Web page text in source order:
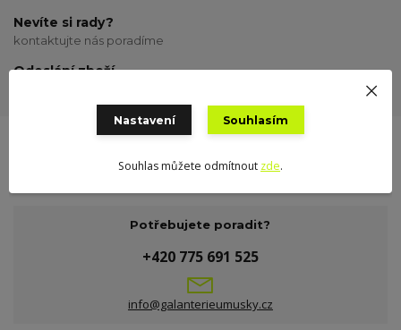
Nevíte si rady?
kontaktujte nás poradíme
Odeslání zboží
Potřebujete poradit?
+420 775 691 525
info@galanterieumusky.cz
Nastavení Souhlasím
Souhlas můžete odmítnout zde.